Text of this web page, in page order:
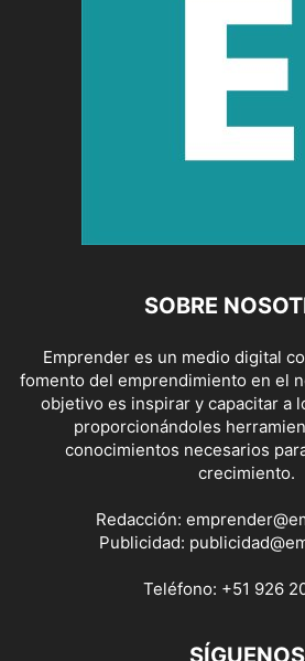
SOBRE
Emprender es un medio digital
fomento del emprendimiento en el
objetivo es inspirar y capacitar a
proporcionándoles
conocimientos necesarios
crecimiento.
Redacción:
Publicidad:
Teléfono: +51 926
SÍGUENOS